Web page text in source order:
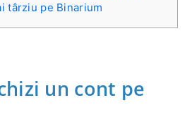
târziu pe Binarium
un cont pe